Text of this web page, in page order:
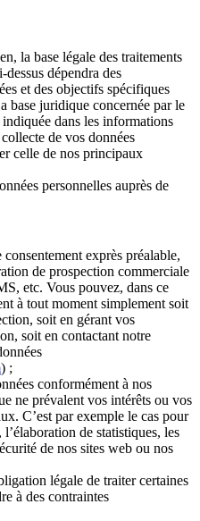
la base légale des traitements
dépendra des
et des objectifs spécifiques
base juridique concernée par le
dans les informations
de vos données
celle de nos principaux
personnelles auprès de
exprès préalable,
de prospection commerciale
etc. Vous pouvez, dans ce
à tout moment simplement soit
soit en gérant vos
soit en contactant notre
) ;
conformément à nos
ne prévalent vos intérêts ou vos
C’est par exemple le cas pour
de statistiques, les
de nos sites web ou nos
légale de traiter certaines
à des contraintes